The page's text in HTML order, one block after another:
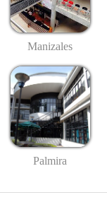
Manizales
Palmira